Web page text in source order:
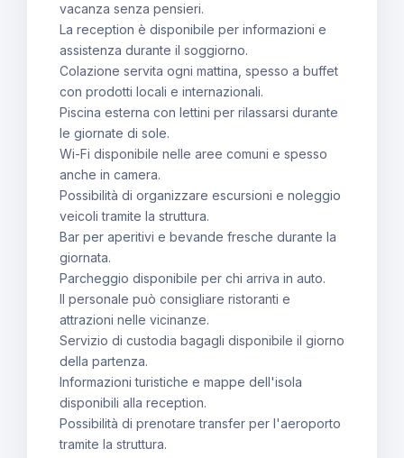
vacanza senza pensieri.
La reception è disponibile per informazioni e
assistenza durante il soggiorno.
Colazione servita ogni mattina, spesso a buffet
con prodotti locali e internazionali.
Piscina esterna con lettini per rilassarsi durante
le giornate di sole.
Wi-Fi disponibile nelle aree comuni e spesso
anche in camera.
Possibilità di organizzare escursioni e noleggio
veicoli tramite la struttura.
Bar per aperitivi e bevande fresche durante la
giornata.
Parcheggio disponibile per chi arriva in auto.
Il personale può consigliare ristoranti e
attrazioni nelle vicinanze.
Servizio di custodia bagagli disponibile il giorno
della partenza.
Informazioni turistiche e mappe dell'isola
disponibili alla reception.
Possibilità di prenotare transfer per l'aeroporto
tramite la struttura.